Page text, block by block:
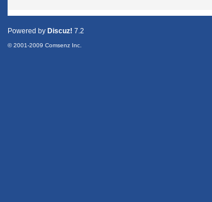
Powered by Discuz! 7.2
© 2001-2009Comsenz Inc.